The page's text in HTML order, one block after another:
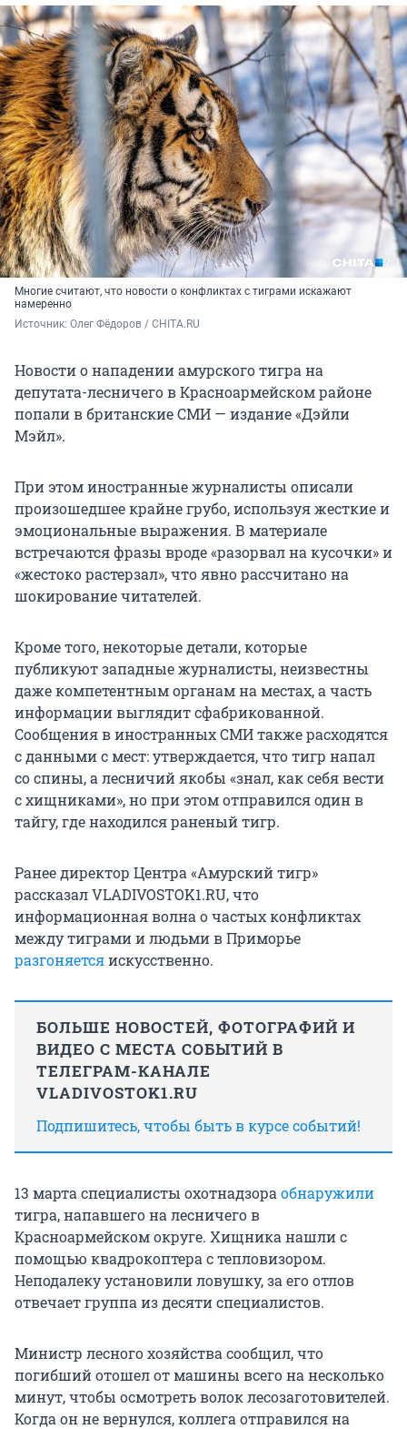
Многие считают, что новости о конфликтах с тиграми искажают
намеренно
Источник: Олег Фёдоров / CHITA.RU
Новости о нападении амурского тигра на
депутата-лесничего в Красноармейском районе
попали в британские СМИ — издание «Дэйли
Мэйл».
При этом иностранные журналисты описали
произошедшее крайне грубо, используя жесткие и
эмоциональные выражения. В материале
встречаются фразы вроде «разорвал на кусочки» и
«жестоко растерзал», что явно рассчитано на
шокирование читателей.
Кроме того, некоторые детали, которые
публикуют западные журналисты, неизвестны
даже компетентным органам на местах, а часть
информации выглядит сфабрикованной.
Сообщения в иностранных СМИ также расходятся
с данными с мест: утверждается, что тигр напал
со спины, а лесничий якобы «знал, как себя вести
с хищниками», но при этом отправился один в
тайгу, где находился раненый тигр.
Ранее директор Центра «Амурский тигр»
рассказал VLADIVOSTOK1.RU, что
информационная волна о частых конфликтах
между тиграми и людьми в Приморье
разгоняетсяискусственно.
БОЛЬШЕ НОВОСТЕЙ, ФОТОГРАФИЙ И
ВИДЕО С МЕСТА СОБЫТИЙ В
ТЕЛЕГРАМ-КАНАЛЕ
VLADIVOSTOK1.RU
Подпишитесь, чтобы быть в курсе событий!
13 марта специалисты охотнадзора обнаружили
тигра, напавшего на лесничего в
Красноармейском округе. Хищника нашли с
помощью квадрокоптера с тепловизором.
Неподалеку установили ловушку, за его отлов
отвечает группа из десяти специалистов.
Министр лесного хозяйства сообщил, что
погибший отошел от машины всего на несколько
минут, чтобы осмотреть волок лесозаготовителей.
Когда он не вернулся, коллега отправился на